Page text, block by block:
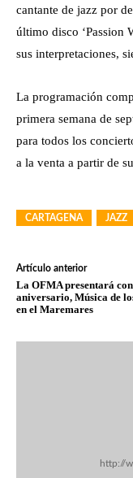
cantante de jazz por
último disco ‘Passion
sus interpretaciones,
La programación
primera semana de
para todos los
a la venta a partir de
CARTAGENA JAZZ
Artículo anterior
La OFMA presentará
aniversario, Música de
en el Maremares
http://